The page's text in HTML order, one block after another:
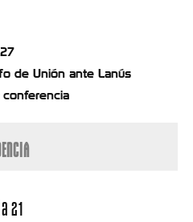
de Unión ante Lanús
21